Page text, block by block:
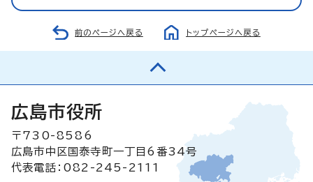
前のページへ戻る トップページへ戻る
広島市役所
〒730-8586
広島市中区国泰寺町一丁目6番34号
代表電話：082-245-2111